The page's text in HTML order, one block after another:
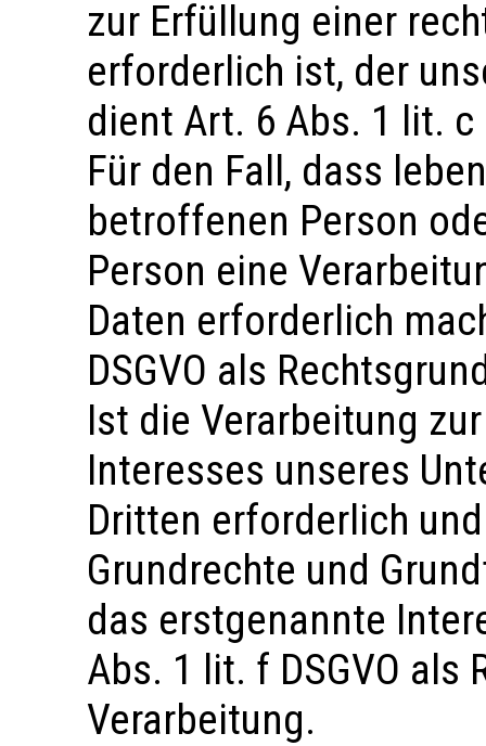
zur Erfüllung einer
erforderlich ist, der
dient Art. 6 Abs. 1 lit. c
Für den Fall, dass
betroffenen Person
Person eine
Daten erforderlich
DSGVO als
Ist die Verarbeitung
Interesses unseres
Dritten erforderlich
Grundrechte und
das erstgenannte
Abs. 1 lit. f DSGVO als
Verarbeitung.